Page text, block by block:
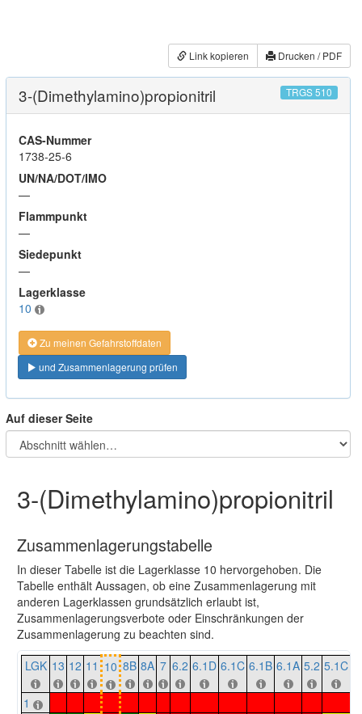
Link kopieren Drucken / PDF
3-(Dimethylamino)propionitril TRGS 510
CAS-Nummer
1738-25-6
UN/NA/DOT/IMO
—
Flammpunkt
—
Siedepunkt
—
Lagerklasse
10
Zu meinen Gefahrstoffdaten
und Zusammenlagerung prüfen
Auf dieser Seite
3-(Dimethylamino)propionitril
Zusammenlagerungstabelle
In dieser Tabelle ist die Lagerklasse 10 hervorgehoben. Die
Tabelle enthält Aussagen, ob eine Zusammenlagerung mit
anderen Lagerklassen grundsätzlich erlaubt ist,
Zusammenlagerungsverbote oder Einschränkungen der
Zusammenlagerung zu beachten sind.
LGK 13 12 11 10 8B 8A 7 6.2 6.1D 6.1C 6.1B 6.1A 5.2 5.1C
1